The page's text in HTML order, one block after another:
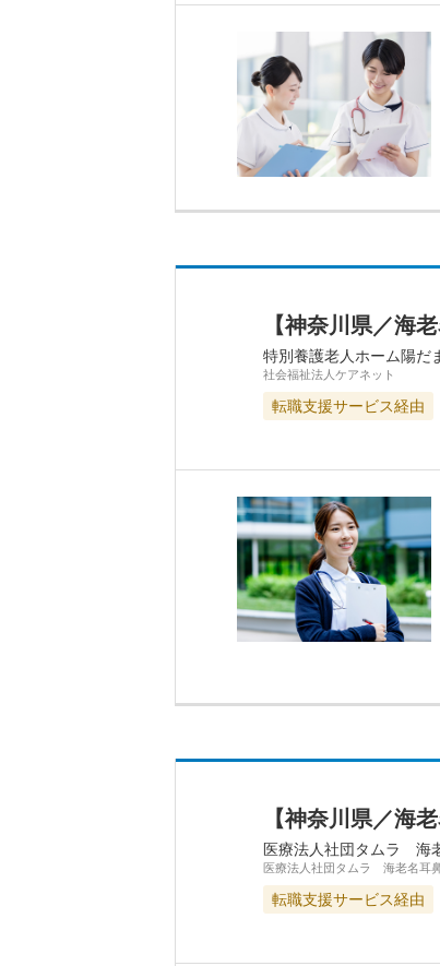
【神奈川県／海
特別養護老人ホーム陽だ
社会福祉法人ケアネット
転職支援サービス経由
【神奈川県／海
医療法人社団タムラ 海
医療法人社団タムラ 海老名耳
転職支援サービス経由